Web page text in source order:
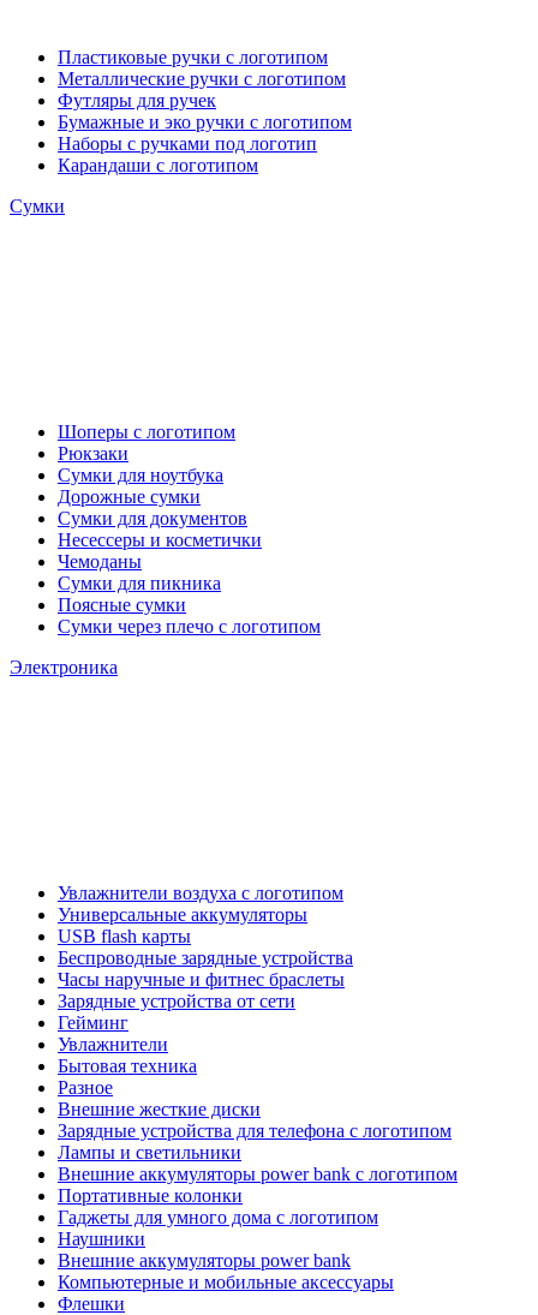
Пластиковые ручки с логотипом
Металлические ручки с логотипом
Футляры для ручек
Бумажные и эко ручки с логотипом
Наборы с ручками под логотип
Карандаши с логотипом
Сумки
Шоперы с логотипом
Рюкзаки
Сумки для ноутбука
Дорожные сумки
Сумки для документов
Несессеры и косметички
Чемоданы
Сумки для пикника
Поясные сумки
Сумки через плечо с логотипом
Электроника
Увлажнители воздуха с логотипом
Универсальные аккумуляторы
USB flash карты
Беспроводные зарядные устройства
Часы наручные и фитнес браслеты
Зарядные устройства от сети
Гейминг
Увлажнители
Бытовая техника
Разное
Внешние жесткие диски
Зарядные устройства для телефона с логотипом
Лампы и светильники
Внешние аккумуляторы power bank с логотипом
Портативные колонки
Гаджеты для умного дома с логотипом
Наушники
Внешние аккумуляторы power bank
Компьютерные и мобильные аксессуары
Флешки